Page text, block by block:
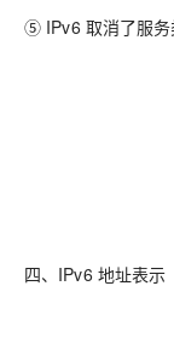
⑤ IPv6 取消了服务
四、IPv6 地址表示